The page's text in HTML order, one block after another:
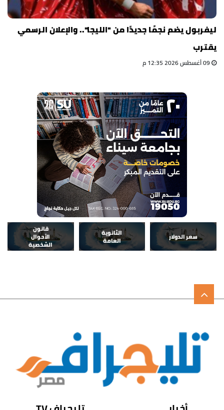
ليفربول يضم نجمًا جديدًا من "الليجا".. والإعلان الرسمي
يقترب
سعر الدولار
الثانوية
العامة
قانون
الأحوال
الشخصية